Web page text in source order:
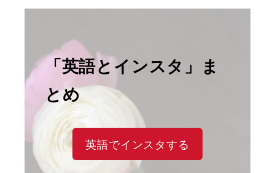
「英語とインスタ」ま
とめ
英語でインスタする